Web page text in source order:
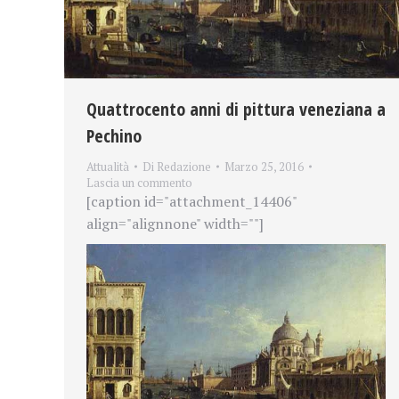
Quattrocento anni di pittura veneziana a
Pechino
Attualità Di Redazione
Marzo 25, 2016
Lascia un commento
[caption id="attachment_14406"
align="alignnone" width=""]